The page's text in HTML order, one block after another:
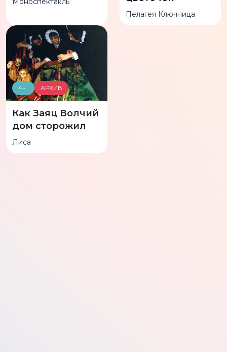
Пелагея Ключница
4+ АРХИВ
Как Заяц Волчий
дом сторожил
Лиса